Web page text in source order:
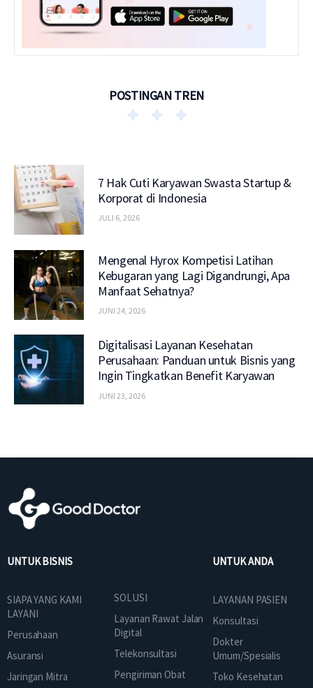
POSTINGAN TREN
7 Hak Cuti Karyawan Swasta Startup &
Korporat di Indonesia
JULI 6, 2026
Mengenal Hyrox Kompetisi Latihan
Kebugaran yang Lagi Digandrungi, Apa
Manfaat Sehatnya?
JUNI 24, 2026
Digitalisasi Layanan Kesehatan
Perusahaan: Panduan untuk Bisnis yang
Ingin Tingkatkan Benefit Karyawan
JUNI 23, 2026
UNTUK BISNIS
SIAPA YANG KAMI
LAYANI
Perusahaan
Asuransi
Jaringan Mitra
SOLUSI
Layanan Rawat Jalan
Digital
Telekonsultasi
Pengiriman Obat
UNTUK ANDA
LAYANAN PASIEN
Konsultasi
Dokter
Umum/Spesialis
Toko Kesehatan